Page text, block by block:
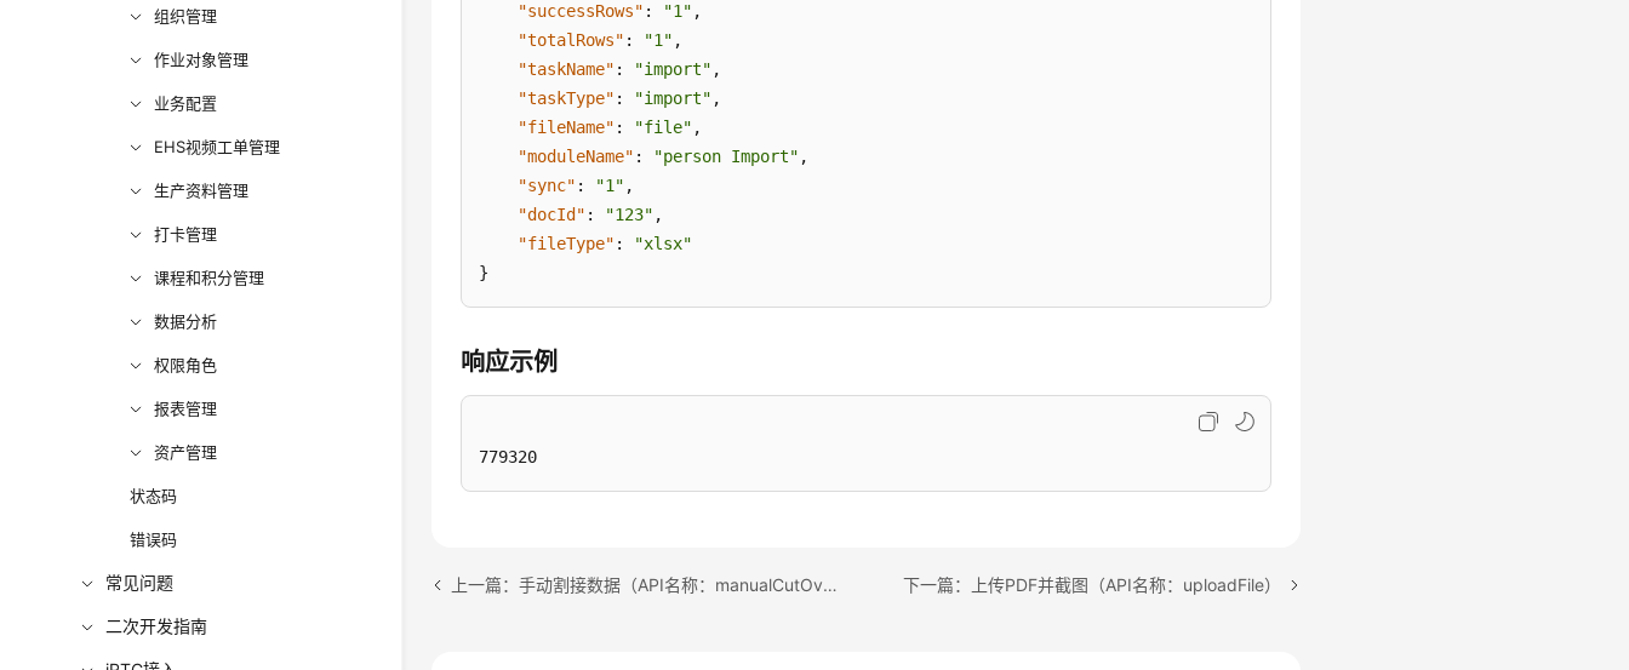
组织管理
作业对象管理
业务配置
EHS视频工单管理
生产资料管理
打卡管理
课程和积分管理
数据分析
权限角色
报表管理
资产管理
状态码
错误码
常见问题
二次开发指南
"successRows" : "1" ,
"totalRows" : "1" ,
"taskName" : "import" ,
"taskType" : "import" ,
"fileName" : "file" ,
"moduleName" : "person Import" ,
"sync" : "1" ,
"docId" : "123" ,
"fileType" :
"xlsx"
}
响应示例
779320
上一篇：手动割接数据（API名称：manualCutOverData/checkAndCutOver） 下一篇：上传PDF并截图（API名称：uploadFile）